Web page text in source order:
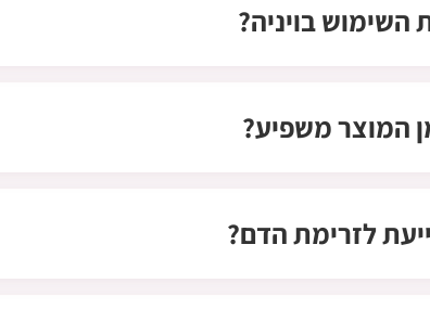
השימוש בויניה?
המוצר משפיע?
לזרימת הדם?